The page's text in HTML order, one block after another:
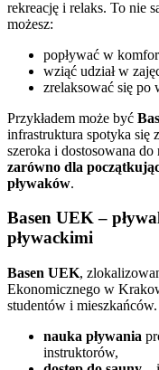
rekreację i relaks. To nie
możesz:
popływać w
wziąć udział w
zrelaksować się po
Przykładem może być
infrastruktura spotyka się
szeroka i dostosowana
zarówno dla
pływaków.
Basen UEK –
pływackimi
Basen UEK,
Ekonomicznego w
studentów i
nauka pływania
instruktorów,